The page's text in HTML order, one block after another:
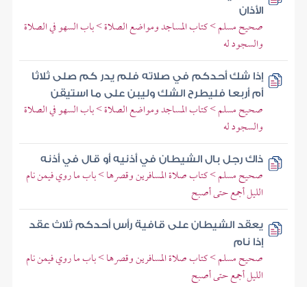
الأذان
صحيح مسلم > كتاب المساجد ومواضع الصلاة > باب السهو في الصلاة
والسجود له
إذا شك أحدكم في صلاته فلم يدر كم صلى ثلاثا
أم أربعا فليطرح الشك وليبن على ما استيقن
صحيح مسلم > كتاب المساجد ومواضع الصلاة > باب السهو في الصلاة
والسجود له
ذاك رجل بال الشيطان في أذنيه أو قال في أذنه
صحيح مسلم > كتاب صلاة المسافرين وقصرها > باب ما روي فيمن نام
الليل أجمع حتى أصبح
يعقد الشيطان على قافية رأس أحدكم ثلاث عقد
إذا نام
صحيح مسلم > كتاب صلاة المسافرين وقصرها > باب ما روي فيمن نام
الليل أجمع حتى أصبح